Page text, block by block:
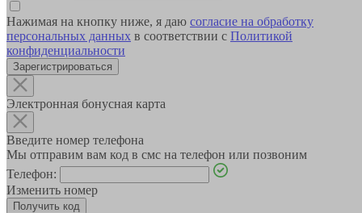
Нажимая на кнопку ниже, я даю согласие на обработку
персональных данных в соответствии с Политикой
конфиденциальности
Зарегистрироваться
Электронная бонусная карта
Введите номер телефона
Мы отправим вам код в смс на телефон или позвоним
Телефон:
Изменить номер